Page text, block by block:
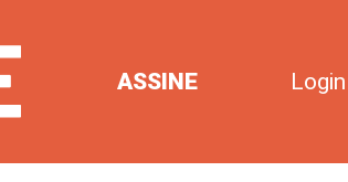
ASSINE Login